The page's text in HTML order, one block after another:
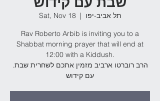
Sat, Nov 18
  |
תל אביב-יפו
Rav Roberto Arbib is inviting you to a
Shabbat morning prayer that will end at
12:00 with a Kiddush.
.הרב רוברטו ארביב מזמין אתכם לשחרית שבת
עם קידוש